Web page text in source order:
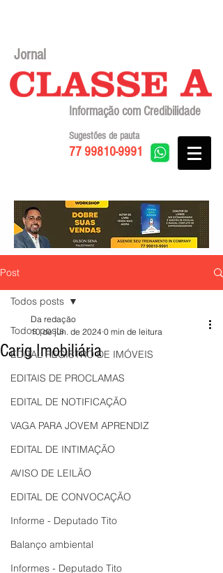
Jornal
Informação com Credibilidade
77 99810-9991
Sugestões de pauta
Post
Todos posts
EDITAL REGISTRO DE IMÓVEIS
EDITAIS DE PROCLAMAS
EDITAL DE NOTIFICAÇÃO
VAGA PARA JOVEM APRENDIZ
EDITAL DE INTIMAÇÃO
AVISO DE LEILÃO
EDITAL DE CONVOCAÇÃO
Informe - Deputado Tito
Balanço ambiental
Informes - Deputado Tito
Todos posts
Carig Imobiliária
Da redação
10 de jun. de 2024 0 min de leitura